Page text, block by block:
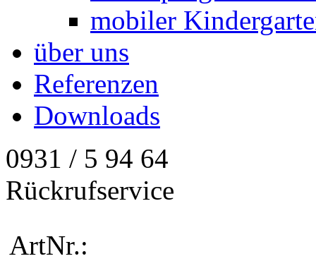
mobiler
über uns
Referenzen
Downloads
0931 / 5 94 64
Rückrufservice
ArtNr.: